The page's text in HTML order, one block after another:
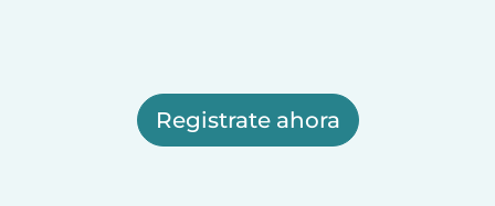
Registrate ahora